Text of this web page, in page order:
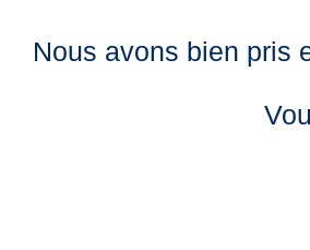
Nous avons bien pris